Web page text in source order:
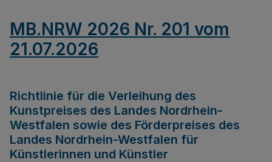
MB.NRW 2026 Nr. 201 vom
21.07.2026
Richtlinie für die Verleihung des
Kunstpreises des Landes Nordrhein-
Westfalen sowie des Förderpreises des
Landes Nordrhein-Westfalen für
Künstlerinnen und Künstler